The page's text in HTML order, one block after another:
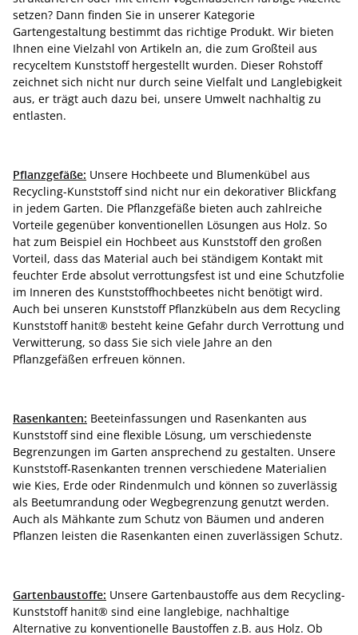
setzen? Dann finden Sie in unserer Kategorie
Gartengestaltung bestimmt das richtige Produkt. Wir bieten
Ihnen eine Vielzahl von Artikeln an, die zum Großteil aus
recyceltem Kunststoff hergestellt wurden. Dieser Rohstoff
zeichnet sich nicht nur durch seine Vielfalt und Langlebigkeit
aus, er trägt auch dazu bei, unsere Umwelt nachhaltig zu
entlasten.
Pflanzgefäße: Unsere Hochbeete und Blumenkübel aus
Recycling-Kunststoff sind nicht nur ein dekorativer Blickfang
in jedem Garten. Die Pflanzgefäße bieten auch zahlreiche
Vorteile gegenüber konventionellen Lösungen aus Holz. So
hat zum Beispiel ein Hochbeet aus Kunststoff den großen
Vorteil, dass das Material auch bei ständigem Kontakt mit
feuchter Erde absolut verrottungsfest ist und eine Schutzfolie
im Inneren des Kunststoffhochbeetes nicht benötigt wird.
Auch bei unseren Kunststoff Pflanzkübeln aus dem Recycling
Kunststoff hanit® besteht keine Gefahr durch Verrottung und
Verwitterung, so dass Sie sich viele Jahre an den
Pflanzgefäßen erfreuen können.
Rasenkanten: Beeteinfassungen und Rasenkanten aus
Kunststoff sind eine flexible Lösung, um verschiedenste
Begrenzungen im Garten ansprechend zu gestalten. Unsere
Kunststoff-Rasenkanten trennen verschiedene Materialien
wie Kies, Erde oder Rindenmulch und können so zuverlässig
als Beetumrandung oder Wegbegrenzung genutzt werden.
Auch als Mähkante zum Schutz von Bäumen und anderen
Pflanzen leisten die Rasenkanten einen zuverlässigen Schutz.
Gartenbaustoffe: Unsere Gartenbaustoffe aus dem Recycling-
Kunststoff hanit® sind eine langlebige, nachhaltige
Alternative zu konventionelle Baustoffen z.B. aus Holz. Ob